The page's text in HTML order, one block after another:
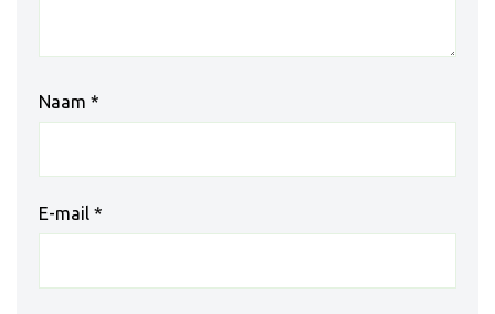
Naam *
E-mail *